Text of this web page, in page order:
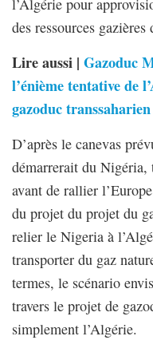
l’Algérie pour
des ressources
Lire aussi | Gazoduc
l’énième tentative de
gazoduc transsaharien
D’après le canevas
démarrerait du Nigéria,
avant de rallier
du projet du projet du
relier le Nigeria à
transporter du gaz
termes, le scénario
travers le projet de
simplement l’Algérie.